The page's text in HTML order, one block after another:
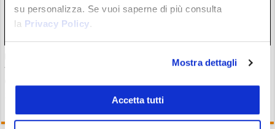
su personalizza. Se vuoi saperne di più consulta
la Privacy Policy.
Mostra dettagli
Accetta tutti
Un grande fondo di investimento è preoccupato per il
futuro del settore crypto: rischio di forte centralizzazione